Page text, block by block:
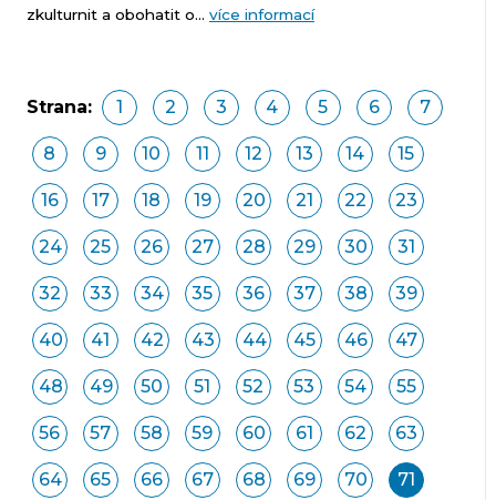
zkulturnit a obohatit o... více informací
Strana: 1 2 3 4 5 6 7
8 9 10 11 12 13 14 15
16 17 18 19 20 21 22 23
24 25 26 27 28 29 30 31
32 33 34 35 36 37 38 39
40 41 42 43 44 45 46 47
48 49 50 51 52 53 54 55
56 57 58 59 60 61 62 63
64 65 66 67 68 69 70 71